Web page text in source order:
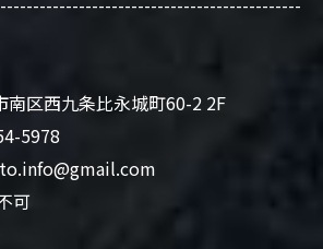
南区西九条比永城町60-2 2F
5978
可